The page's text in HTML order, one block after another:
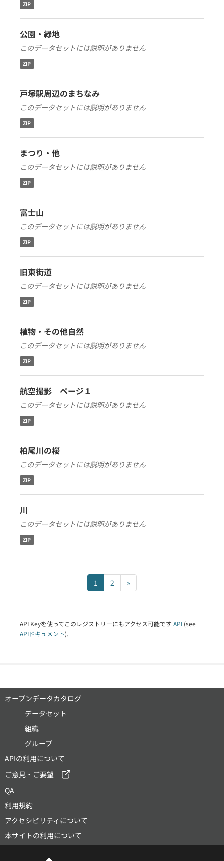
ZIP
公園・緑地
このデータセットには説明がありません
ZIP
戸塚駅周辺のまちなみ
このデータセットには説明がありません
ZIP
まつり・他
このデータセットには説明がありません
ZIP
富士山
このデータセットには説明がありません
ZIP
旧東街道
このデータセットには説明がありません
ZIP
植物・その他自然
このデータセットには説明がありません
ZIP
航空撮影 ページ１
このデータセットには説明がありません
ZIP
柏尾川の桜
このデータセットには説明がありません
ZIP
川
このデータセットには説明がありません
ZIP
1 2 »
API Keyを使ってこのレジストリーにもアクセス可能です API (see
APIドキュメント).
オープンデータカタログ
データセット
組織
グループ
APIの利用について
ご意見・ご要望
QA
利用規約
アクセシビリティについて
本サイトの利用について